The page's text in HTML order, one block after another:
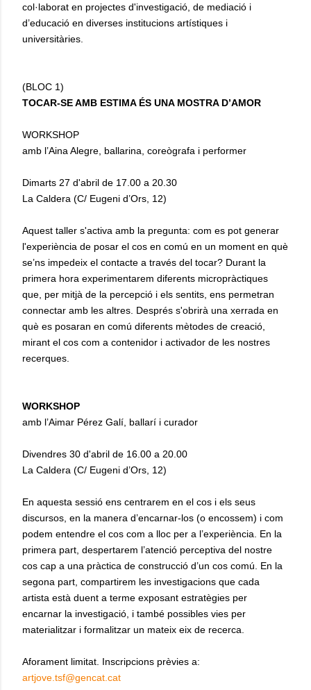
col·laborat en projectes d'investigació, de mediació i
d’educació en diverses institucions artístiques i
universitàries.
(BLOC 1)
TOCAR-SE AMB ESTIMA ÉS UNA MOSTRA D’AMOR
WORKSHOP
amb l’Aina Alegre, ballarina, coreògrafa i performer
Dimarts 27 d'abril de 17.00 a 20.30
La Caldera (C/ Eugeni d’Ors, 12)
Aquest taller s'activa amb la pregunta: com es pot generar
l'experiència de posar el cos en comú en un moment en què
se’ns impedeix el contacte a través del tocar? Durant la
primera hora experimentarem diferents micropràctiques
que, per mitjà de la percepció i els sentits, ens permetran
connectar amb les altres. Després s'obrirà una xerrada en
què es posaran en comú diferents mètodes de creació,
mirant el cos com a contenidor i activador de les nostres
recerques.
WORKSHOP
amb l’Aimar Pérez Galí, ballarí i curador
Divendres 30 d'abril de 16.00 a 20.00
La Caldera (C/ Eugeni d’Ors, 12)
En aquesta sessió ens centrarem en el cos i els seus
discursos, en la manera d’encarnar-los (o encossem) i com
podem entendre el cos com a lloc per a l’experiència. En la
primera part, despertarem l’atenció perceptiva del nostre
cos cap a una pràctica de construcció d’un cos comú. En la
segona part, compartirem les investigacions que cada
artista està duent a terme exposant estratègies per
encarnar la investigació, i també possibles vies per
materialitzar i formalitzar un mateix eix de recerca.
Aforament limitat. Inscripcions prèvies a:
artjove.tsf@gencat.cat